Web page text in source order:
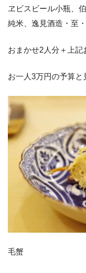
ヱビスビール小瓶、
純米、逸見酒造・至
おまかせ2人分＋上記
お一人3万円の予算と
毛蟹